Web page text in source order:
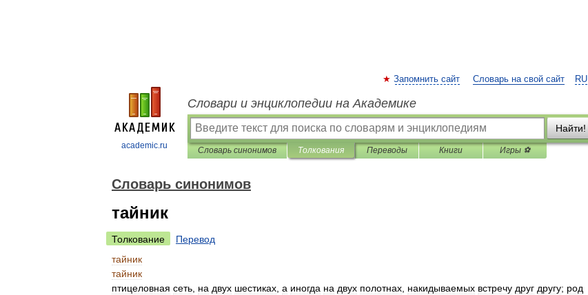
academic.ru
RU
Запомнить сайт Словарь на свой сайт
Словари и энциклопедии на Академике
Найти!
Словарь синонимов Толкования Переводы Книги Игры ⚽
Словарь синонимов
тайник
Толкование
Перевод
тайник
тайник
птицеловная сеть на двух шестиках а иногда на двух полотнах накидываемых встречу друг другу; род